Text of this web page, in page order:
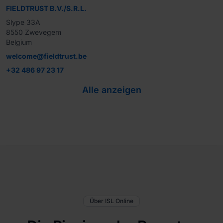
FIELDTRUST B.V./S.R.L.
Slype 33A
8550 Zwevegem
Belgium
welcome@fieldtrust.be
+32 486 97 23 17
Alle anzeigen
Über ISL Online